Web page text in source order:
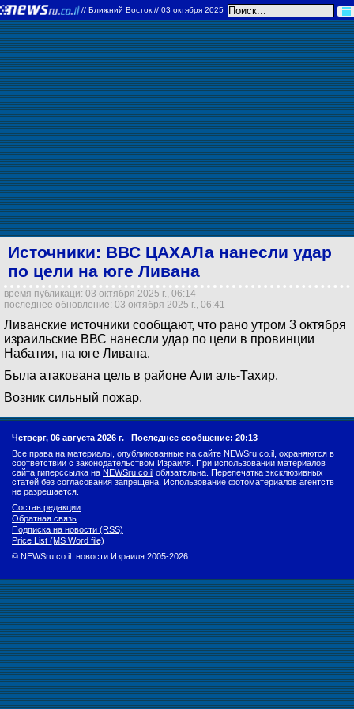
//Ближний Восток// 03 октября 2025
Источники: ВВС ЦАХАЛа нанесли удар
по цели на юге Ливана
время публикаци: 03 октября 2025 г., 06:14
последнее обновление: 03 октября 2025 г., 06:41
Ливанские источники сообщают, что рано утром 3 октября
израильские ВВС нанесли удар по цели в провинции
Набатия, на юге Ливана.
Была атакована цель в районе Али аль-Тахир.
Возник сильный пожар.
Четверг, 06 августа 2026 г. Последнее сообщение: 20:13
Все права на материалы, опубликованные на сайте NEWSru.co.il, охраняются в
соответствии с законодательством Израиля. При использовании материалов
сайта гиперссылка на NEWSru.co.il обязательна. Перепечатка эксклюзивных
статей без согласования запрещена. Использование фотоматериалов агентств
не разрешается.
Состав редакции
Обратная связь
Подписка на новости (RSS)
Price List (MS Word file)
© NEWSru.co.il: новости Израиля 2005-2026